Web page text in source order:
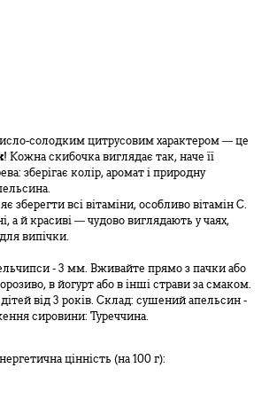
солодким цитрусовим характером — це
! Кожна скибочка виглядає так, наче її
зберігає колір, аромат і природну
зберегти всі вітаміни, особливо вітамін С.
а й красиві — чудово виглядають у чаях,
випічки.
- 3 мм. Вживайте прямо з пачки або
в йогурт або в інші страви за смаком.
від 3 років. Склад: сушений апельсин -
сировини: Туреччина.
цінність (на 100 г):